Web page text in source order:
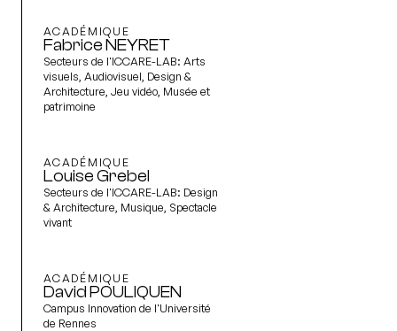
ACADÉMIQUE
Fabrice NEYRET
Secteurs de l'ICCARE-LAB: Arts
visuels, Audiovisuel, Design &
Architecture, Jeu vidéo, Musée et
patrimoine
ACADÉMIQUE
Louise Grebel
Secteurs de l'ICCARE-LAB: Design
& Architecture, Musique, Spectacle
vivant
ACADÉMIQUE
David POULIQUEN
Campus Innovation de l'Université
de Rennes